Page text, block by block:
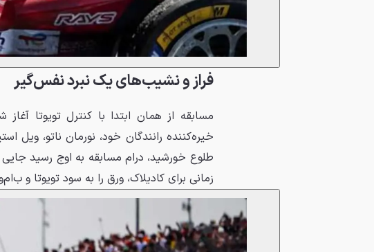
فراز و نشیب‌های یک نبرد نفس‌گیر
مسابقه از همان ابتدا با کنترل تویوتا
خیره‌کننده رانندگان خود، نورمان ناتو، ویل
زمانی برای کادیلاک، ورق را به سود تویوتا و ب‌ام‌و